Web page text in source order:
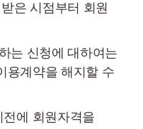
은 시점부터 회원
는 신청에 대하여는
용계약을 해지할 수
에 회원자격을